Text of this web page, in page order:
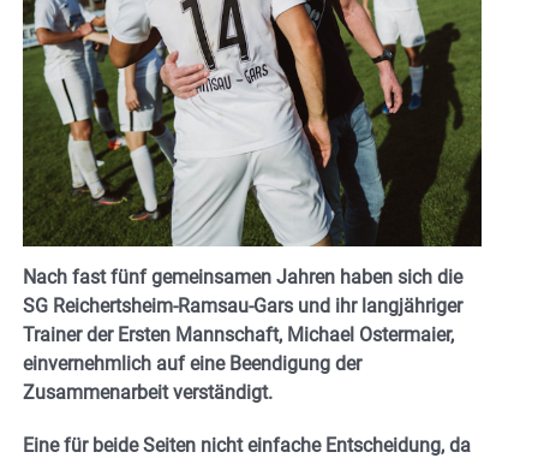
Nach fast fünf gemeinsamen Jahren haben sich die
SG Reichertsheim-Ramsau-Gars und ihr langjähriger
Trainer der Ersten Mannschaft, Michael Ostermaier,
einvernehmlich auf eine Beendigung der
Zusammenarbeit verständigt.
Eine für beide Seiten nicht einfache Entscheidung, da